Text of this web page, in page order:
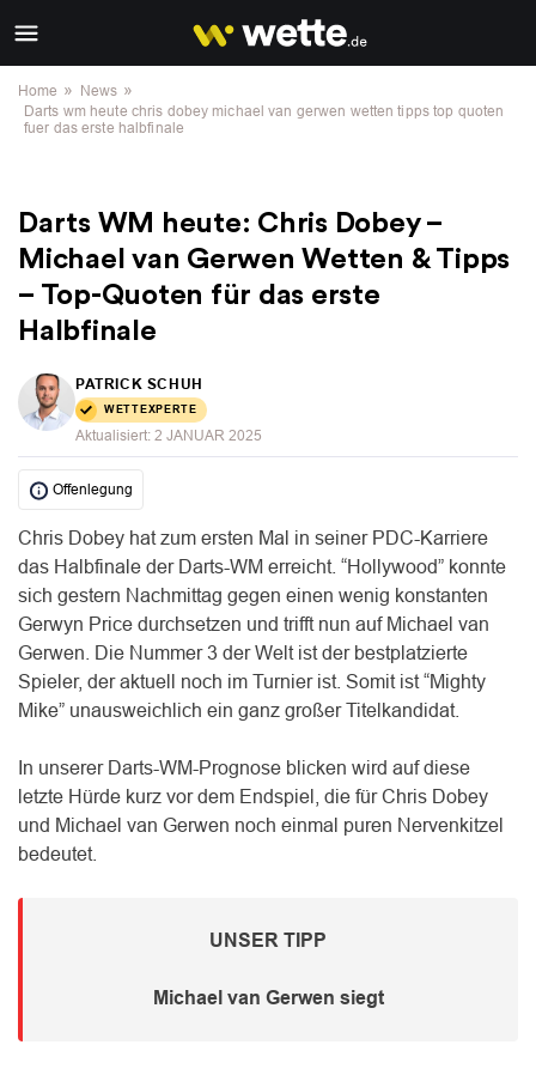
Home » News »
Darts wm heute chris dobey michael van gerwen wetten tipps top quoten
fuer das erste halbfinale
Darts WM heute: Chris Dobey –
Michael van Gerwen Wetten & Tipps
– Top-Quoten für das erste
Halbfinale
PATRICK SCHUH
WETTEXPERTE
Aktualisiert: 2 JANUAR 2025
Offenlegung
Chris Dobey hat zum ersten Mal in seiner PDC-Karriere
das Halbfinale der Darts-WM erreicht. “Hollywood” konnte
sich gestern Nachmittag gegen einen wenig konstanten
Gerwyn Price durchsetzen und trifft nun auf Michael van
Gerwen. Die Nummer 3 der Welt ist der bestplatzierte
Spieler, der aktuell noch im Turnier ist. Somit ist “Mighty
Mike” unausweichlich ein ganz großer Titelkandidat.
In unserer Darts-WM-Prognose blicken wird auf diese
letzte Hürde kurz vor dem Endspiel, die für Chris Dobey
und Michael van Gerwen noch einmal puren Nervenkitzel
bedeutet.
UNSER TIPP
Michael van Gerwen siegt